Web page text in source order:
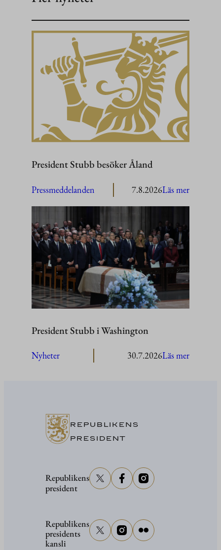
President Stubb besöker Åland
Pressmeddelanden 7.8.2026Läs mer:
besöker
President Stubb i Washington
Nyheter 30.7.2026Läs mer:
REPUBLIKENS
PRESIDENT
Republikens
president
Republikens
presidents
kansli